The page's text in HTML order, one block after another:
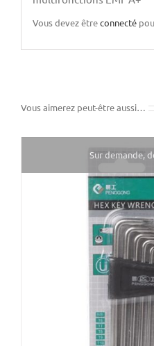
Vous devez êtreconnecté
Vous aimerez peut-être aussi…